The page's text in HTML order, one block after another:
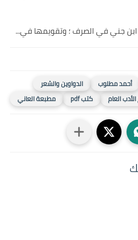
جني في الصرف ؛ وتقويمها في...
أحمد مطلوب
الدواوين والشعر
العام كتب pdf مطبعة العاني